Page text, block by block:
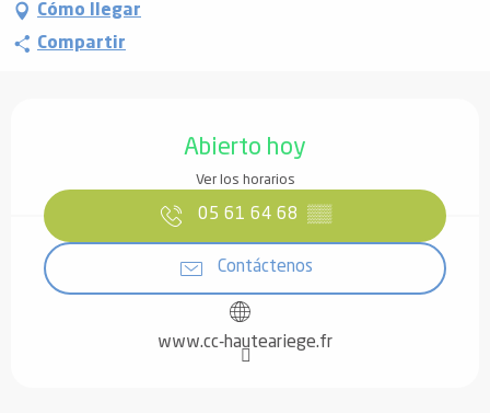
Cómo llegar
Compartir
Abierto hoy
Ver los horarios
05 61 64 68 ▒▒
Contáctenos
www.cc-hauteariege.fr